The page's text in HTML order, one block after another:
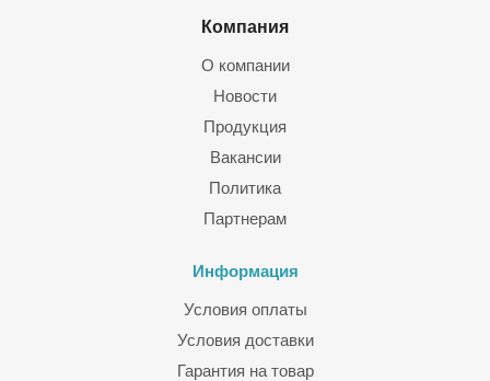
оборудования и аксессуаров
Компания
О компании
Новости
Продукция
Вакансии
Политика
Партнерам
Информация
Условия оплаты
Условия доставки
Гарантия на товар